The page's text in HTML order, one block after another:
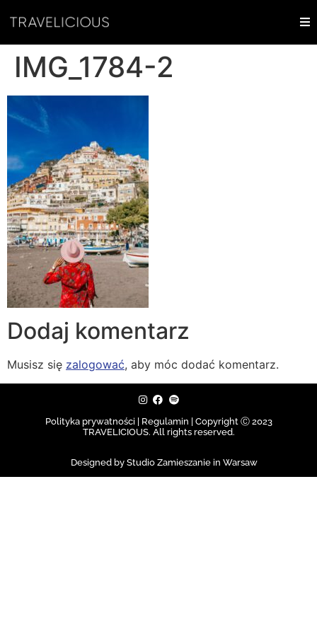
IMG_1784-2
Dodaj komentarz
Musisz się zalogować, aby móc dodać komentarz.
Polityka prywatności | Regulamin | Copyright Ⓒ 2023
TRAVELICIOUS. All rights reserved.
Designed by Studio Zamieszanie in Warsaw